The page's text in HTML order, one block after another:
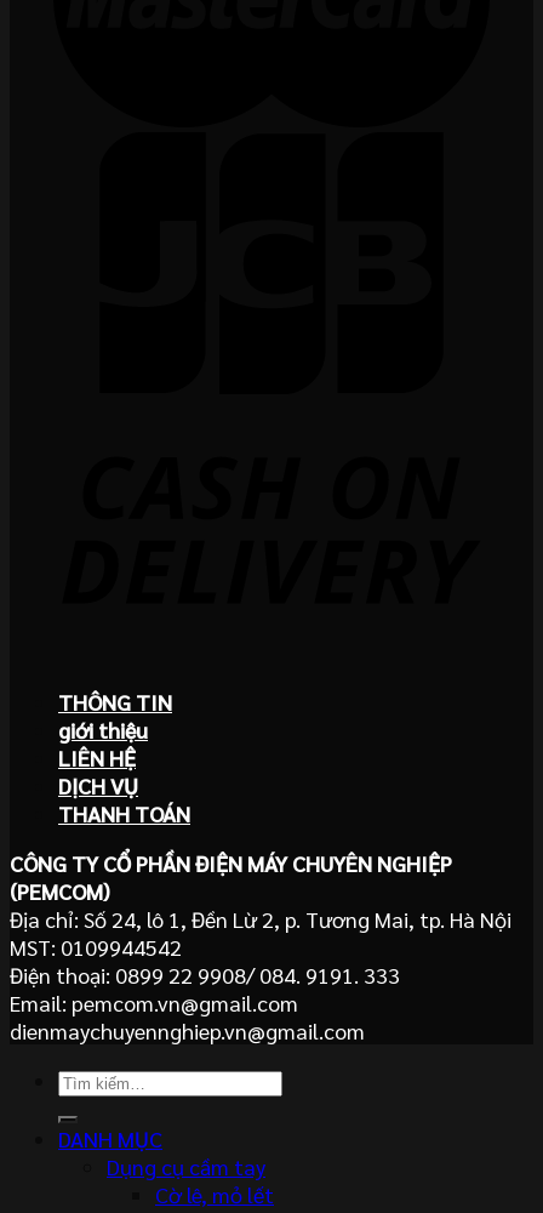
THÔNG TIN
giới thiệu
LIÊN HỆ
DỊCH VỤ
THANH TOÁN
CÔNG TY CỔ PHẦN ĐIỆN MÁY CHUYÊN NGHIỆP
(PEMCOM)
Địa chỉ: Số 24, lô 1, Đền Lừ 2, p. Tương Mai, tp. Hà Nội
MST: 0109944542
Điện thoại: 0899 22 9908/ 084. 9191. 333
Email: pemcom.vn@gmail.com
dienmaychuyennghiep.vn@gmail.com
Tìm
DANH MỤC
Dụng cụ cầm tay
Cờ lê, mỏ lết